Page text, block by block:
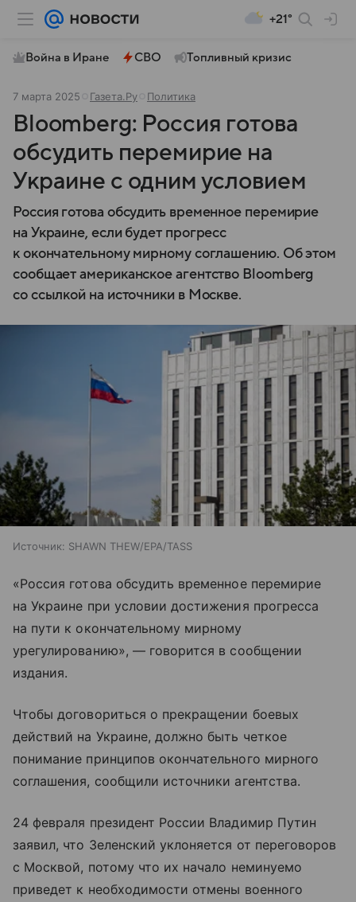
+21°
Война в Иране СВО Топливный кризис
7 марта 2025 Газета.Ру Политика
Bloomberg: Россия готова
обсудить перемирие на
Украине с одним условием
Россия готова обсудить временное перемирие
на Украине, если будет прогресс
к окончательному мирному соглашению. Об этом
сообщает американское агентство Bloomberg
со ссылкой на источники в Москве.
Источник: SHAWN THEW/EPA/TASS
«Россия готова обсудить временное перемирие
на Украине при условии достижения прогресса
на пути к окончательному мирному
урегулированию», — говорится в сообщении
издания.
Чтобы договориться о прекращении боевых
действий на Украине, должно быть четкое
понимание принципов окончательного мирного
соглашения, сообщили источники агентства.
24 февраля президент России Владимир Путин
заявил, что Зеленский уклоняется от переговоров
с Москвой, потому что их начало неминуемо
приведет к необходимости отмены военного